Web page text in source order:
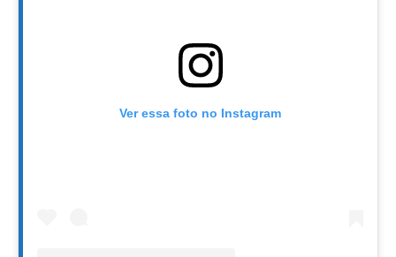
Ver essa foto no Instagram